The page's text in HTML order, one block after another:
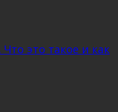
это такое и как